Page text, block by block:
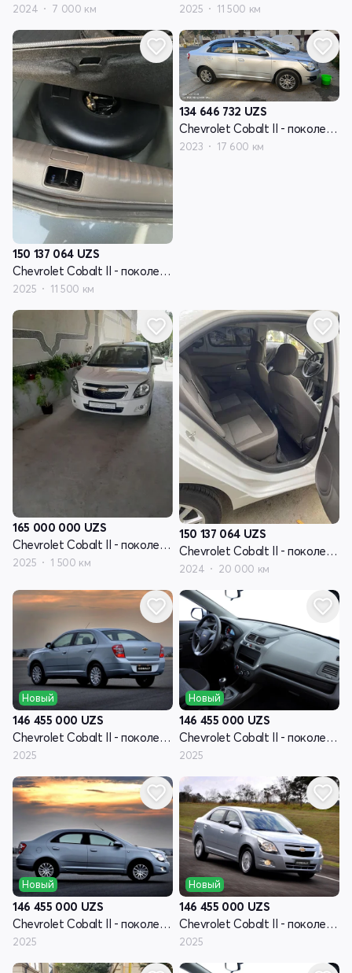
2024 7 000 км 2025 11 500 км
150 137 064 UZS
Chevrolet Cobalt II - поколение рестайлинг
2025 11 500 км
134 646 732 UZS
Chevrolet Cobalt II - поколение рестайлинг
2023 17 600 км
165 000 000 UZS
Chevrolet Cobalt II - поколение рестайлинг
2025 1 500 км
150 137 064 UZS
Chevrolet Cobalt II - поколение рестайлинг
2024 20 000 км
Новый
146 455 000 UZS
Chevrolet Cobalt II - поколение рестайлинг
2025
Новый
146 455 000 UZS
Chevrolet Cobalt II - поколение рестайлинг
2025
Новый
146 455 000 UZS
Chevrolet Cobalt II - поколение рестайлинг
2025
Новый
146 455 000 UZS
Chevrolet Cobalt II - поколение рестайлинг
2025